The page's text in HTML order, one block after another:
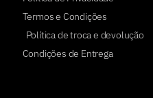
Termos e Condições
Política de troca e devolução
Condições de Entrega